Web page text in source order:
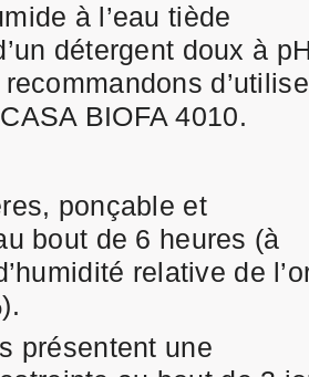
à l’eau tiède
détergent doux à
BIOFA 4010.
ponçable et
bout de 6 heures (à
relative de
présentent une